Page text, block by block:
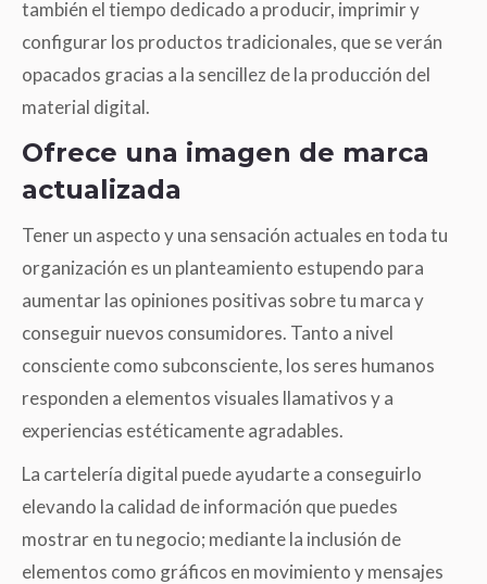
también el tiempo dedicado a producir, imprimir y
configurar los productos tradicionales, que se verán
opacados gracias a la sencillez de la producción del
material digital.
Ofrece una imagen de marca
actualizada
Tener un aspecto y una sensación actuales en toda tu
organización es un planteamiento estupendo para
aumentar las opiniones positivas sobre tu marca y
conseguir nuevos consumidores. Tanto a nivel
consciente como subconsciente, los seres humanos
responden a elementos visuales llamativos y a
experiencias estéticamente agradables.
La cartelería digital puede ayudarte a conseguirlo
elevando la calidad de información que puedes
mostrar en tu negocio; mediante la inclusión de
elementos como gráficos en movimiento y mensajes